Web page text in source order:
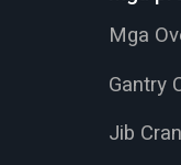
Mga
Gantry
Jib